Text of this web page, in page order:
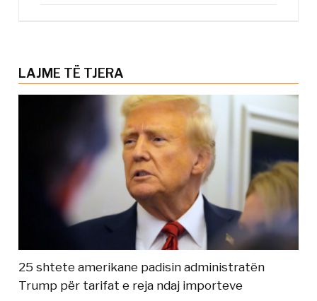
LAJME TË TJERA
25 shtete amerikane padisin administratën
Trump për tarifat e reja ndaj importeve